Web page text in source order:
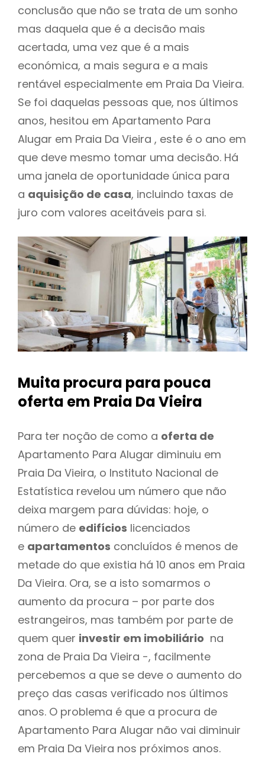
conclusão que não se trata de um sonho
mas daquela que é a decisão mais
acertada, uma vez que é a mais
económica, a mais segura e a mais
rentável especialmente em Praia Da Vieira.
Se foi daquelas pessoas que, nos últimos
anos, hesitou em Apartamento Para
Alugar em Praia Da Vieira , este é o ano em
que deve mesmo tomar uma decisão. Há
uma janela de oportunidade única para
a aquisição de casa, incluindo taxas de
juro com valores aceitáveis para si.
Muita procura para pouca
oferta em Praia Da Vieira
Para ter noção de como a oferta de
Apartamento Para Alugar diminuiu em
Praia Da Vieira, o Instituto Nacional de
Estatística revelou um número que não
deixa margem para dúvidas: hoje, o
número de edifícios licenciados
e apartamentos concluídos é menos de
metade do que existia há 10 anos em Praia
Da Vieira. Ora, se a isto somarmos o
aumento da procura – por parte dos
estrangeiros, mas também por parte de
quem quer investir em imobiliário na
zona de Praia Da Vieira -, facilmente
percebemos a que se deve o aumento do
preço das casas verificado nos últimos
anos. O problema é que a procura de
Apartamento Para Alugar não vai diminuir
em Praia Da Vieira nos próximos anos.